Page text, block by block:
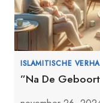
ISLAMITISCHE
”Na De